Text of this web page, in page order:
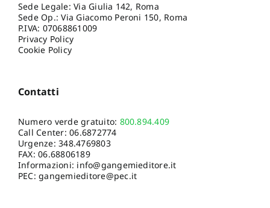
Sede Legale: Via Giulia 142, Roma
Sede Op.: Via Giacomo Peroni 150, Roma
P.IVA: 07068861009
Privacy Policy
Cookie Policy
Contatti
Numero verde gratuito: 800.894.409
Call Center:06.6872774
Urgenze:348.4769803
FAX: 06.68806189
Informazioni: info@gangemieditore.it
PEC: gangemieditore@pec.it